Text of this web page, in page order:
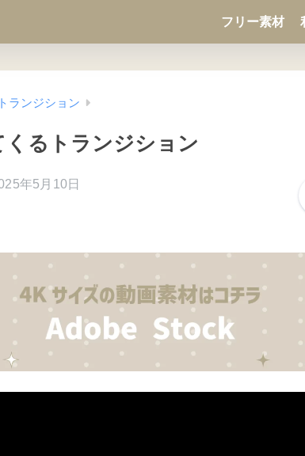
フリー素材
トランジション
るトランジション
年5月10日